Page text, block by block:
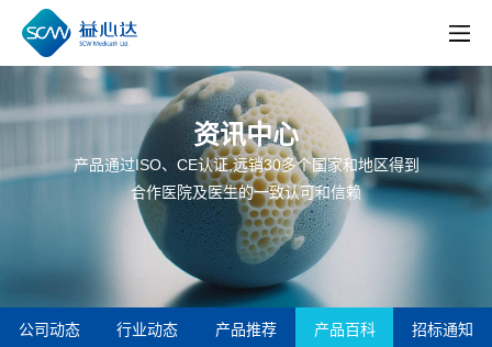
资讯中心
产品通过ISO、CE认证,远销30多个国家和地区得到
合作医院及医生的一致认可和信赖
公司动态 行业动态 产品推荐 产品百科 招标通知